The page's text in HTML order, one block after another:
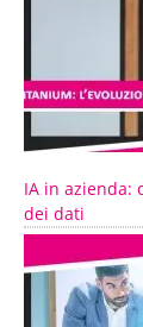
IA in azienda:
dei dati